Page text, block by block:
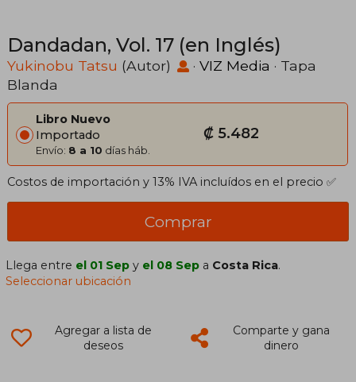
Dandadan, Vol. 17 (en Inglés)
Yukinobu Tatsu (Autor) · VIZ Media · Tapa
Blanda
Libro Nuevo
Importado
Envío: 8 a 10 días háb.
₡ 5.482
Costos de importación y 13% IVA incluídos en el precio ✅
Comprar
Llega entre el 01 Sep y el 08 Sep a Costa Rica.
Seleccionar ubicación
Agregar a lista de
deseos
Comparte y gana
dinero